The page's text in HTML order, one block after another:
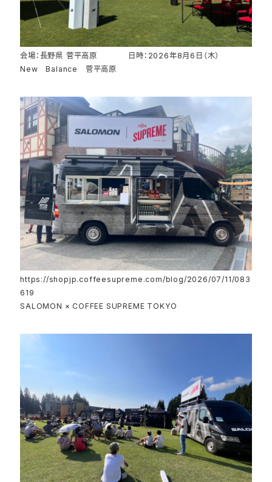
New Balance 菅平高原
会場：長野県 菅平高原 日時：2026年8月6日（木）
SALOMON × COFFEE SUPREME TOKYO
https://shopjp.coffeesupreme.com/blog/2026/07/11/083
619